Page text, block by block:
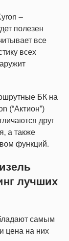
–
полезен
все
всех
БК на
(“Актион”)
друг
а также
функций.
лучших
самым
цена на них